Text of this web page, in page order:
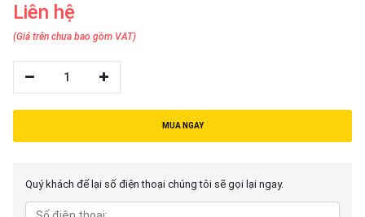
Liên hệ
(Giá trên chưa bao gồm VAT)
1
MUA NGAY
Quý khách để lại số điện thoại chúng tôi sẽ gọi lại ngay.
Tiếng